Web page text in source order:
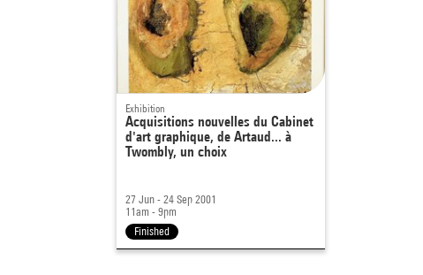
Exhibition
Acquisitions nouvelles du Cabinet
d'art graphique, de Artaud... à
Twombly, un choix
27 Jun - 24 Sep 2001
11am - 9pm
Finished